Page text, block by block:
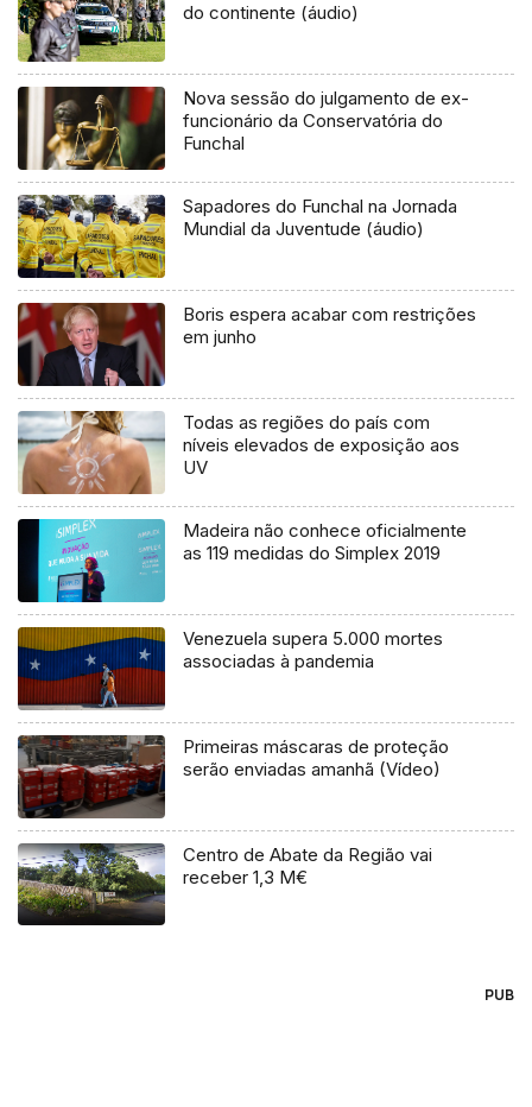
do continente (áudio)
Nova sessão do julgamento de ex-
funcionário da Conservatória do
Funchal
Sapadores do Funchal na Jornada
Mundial da Juventude (áudio)
Boris espera acabar com restrições
em junho
Todas as regiões do país com
níveis elevados de exposição aos
UV
Madeira não conhece oficialmente
as 119 medidas do Simplex 2019
Venezuela supera 5.000 mortes
associadas à pandemia
Primeiras máscaras de proteção
serão enviadas amanhã (Vídeo)
Centro de Abate da Região vai
receber 1,3 M€
PUB